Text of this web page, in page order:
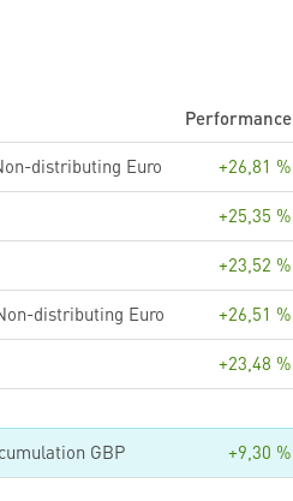
Performance
distributing Euro +26,81 %
+25,35 %
+23,52 %
distributing Euro +26,51 %
+23,48 %
GBP +9,30 %